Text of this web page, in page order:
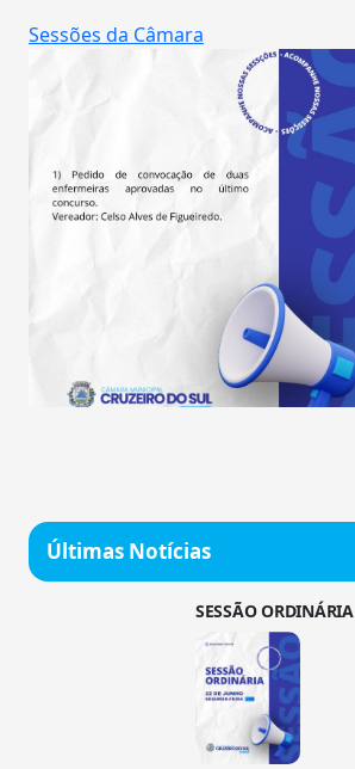
Sessões da Câmara
Últimas Notícias
SESSÃO ORDINÁRIA